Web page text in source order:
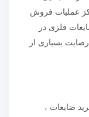
عملیات فروش
فلزی در
بسیاری از
ضایعات ،